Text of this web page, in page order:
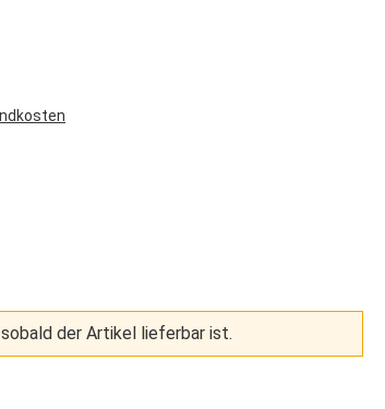
von 5 von 5 Sternen
der Artikel lieferbar ist.